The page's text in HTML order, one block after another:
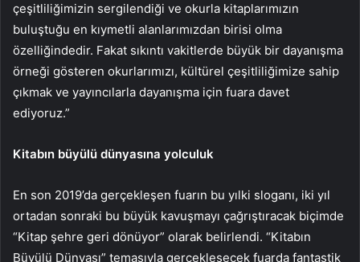
çeşitliliğimizin sergilendiği ve okurla kitaplarımızın
buluştuğu en kıymetli alanlarımızdan birisi olma
özelliğindedir. Fakat sıkıntı vakitlerde büyük bir dayanışma
örneği gösteren okurlarımızı, kültürel çeşitliliğimize sahip
çıkmak ve yayıncılarla dayanışma için fuara davet
ediyoruz.”
Kitabın büyülü dünyasına yolculuk
En son 2019’da gerçekleşen fuarın bu yılki sloganı, iki yıl
ortadan sonraki bu büyük kavuşmayı çağrıştıracak biçimde
“Kitap şehre geri dönüyor” olarak belirlendi. “Kitabın
Büyülü Dünyası” temasıyla gerçekleşecek fuarda fantastik